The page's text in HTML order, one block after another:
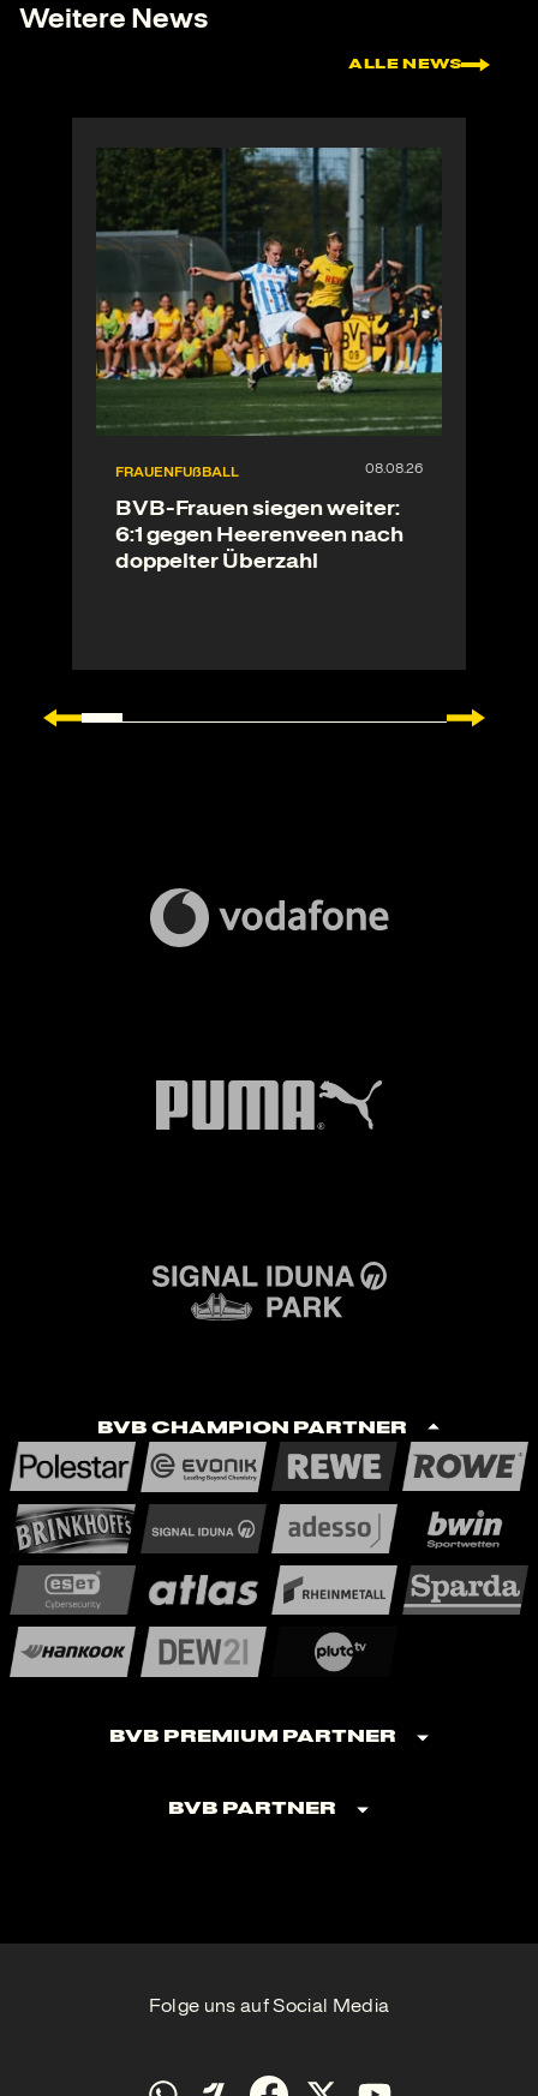
Weitere News
ALLE NEWS
FRAUENFUßBALL
BVB-Frauen siegen weiter:
6:1 gegen Heerenveen nach
doppelter Überzahl
BVB Champion Partner
BVB Premium Partner
BVB Partner
Folge uns auf Social Media